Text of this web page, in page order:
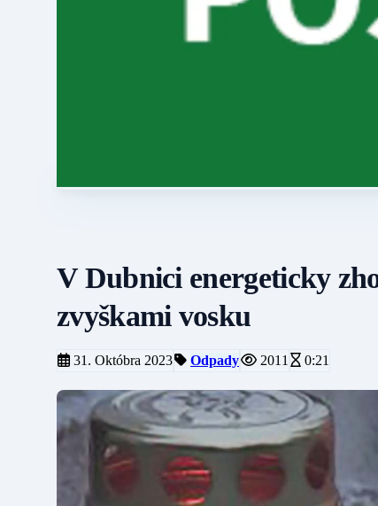
V Dubnici energeticky
zvyškami vosku
31. Októbra 2023 Odpady 2011 0:21